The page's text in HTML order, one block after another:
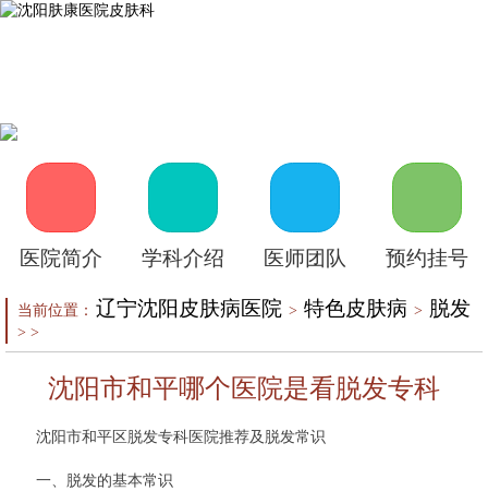
医院简介 学科介绍 医师团队 预约挂号
当前位置： 辽宁沈阳皮肤病医院 > 特色皮肤病 > 脱发
> >
沈阳市和平哪个医院是看脱发专科
沈阳市和平区脱发专科医院推荐及脱发常识
一、脱发的基本常识